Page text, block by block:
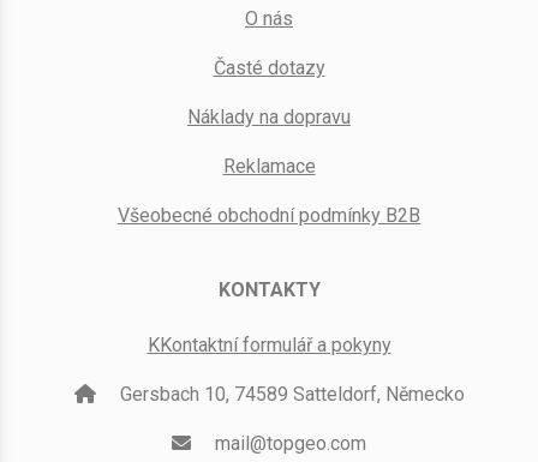
O nás
Časté dotazy
Náklady na dopravu
Reklamace
Všeobecné obchodní podmínky B2B
KONTAKTY
KKontaktní formulář a pokyny
Gersbach 10, 74589 Satteldorf, Německo
mail@topgeo.com